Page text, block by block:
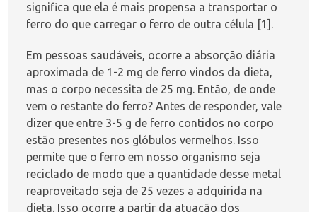
significa que ela é mais propensa a transportar o
ferro do que carregar o ferro de outra célula [1].
Em pessoas saudáveis, ocorre a absorção diária
aproximada de 1-2 mg de ferro vindos da dieta,
mas o corpo necessita de 25 mg. Então, de onde
vem o restante do ferro? Antes de responder, vale
dizer que entre 3-5 g de ferro contidos no corpo
estão presentes nos glóbulos vermelhos. Isso
permite que o ferro em nosso organismo seja
reciclado de modo que a quantidade desse metal
reaproveitado seja de 25 vezes a adquirida na
dieta. Isso ocorre a partir da atuação dos